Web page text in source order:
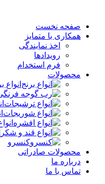
صفحه نخست
همکاری با متمایز
اخذ نمایندگی
رویدادها
فرم استخدام
محصولات
انواع
کنسرو
محصولات صادراتی
درباره ما
تماس با ما